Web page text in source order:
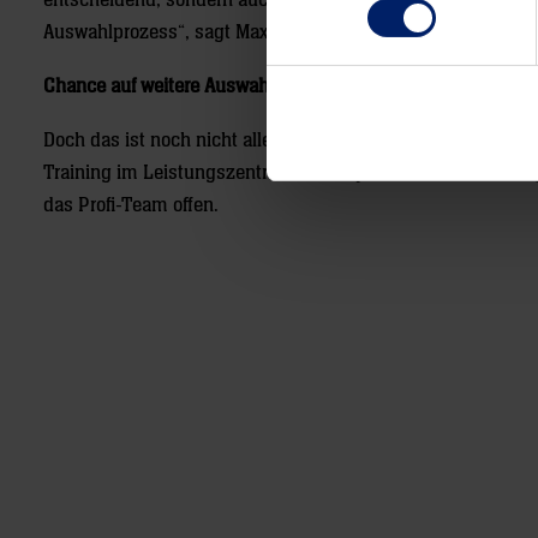
Auswahlprozess“, sagt Max Breier, Abteilungsleiter des ERN.
Chance auf weitere Auswahl
Doch das ist noch nicht alles: Auch Spieler mit einem
Training im Leistungszentrum des eSport Rhein-Neckar
das Profi-Team offen.